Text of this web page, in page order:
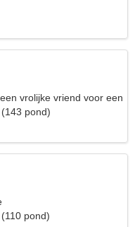
vrolijke vriend voor een
pond)
pond)